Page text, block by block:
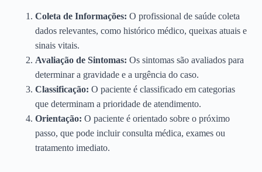
Coleta de Informações: O profissional de saúde coleta
dados relevantes, como histórico médico, queixas atuais e
sinais vitais.
Avaliação de Sintomas: Os sintomas são avaliados para
determinar a gravidade e a urgência do caso.
Classificação: O paciente é classificado em categorias
que determinam a prioridade de atendimento.
Orientação: O paciente é orientado sobre o próximo
passo, que pode incluir consulta médica, exames ou
tratamento imediato.